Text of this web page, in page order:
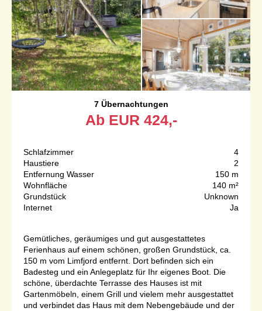
7 Übernachtungen
Ab EUR 424,-
Schlafzimmer
4
Haustiere
2
Entfernung Wasser
150 m
Wohnfläche
140 m²
Grundstück
Unknown
Internet
Ja
Gemütliches, geräumiges und gut ausgestattetes
Ferienhaus auf einem schönen, großen Grundstück, ca.
150 m vom Limfjord entfernt. Dort befinden sich ein
Badesteg und ein Anlegeplatz für Ihr eigenes Boot. Die
schöne, überdachte Terrasse des Hauses ist mit
Gartenmöbeln, einem Grill und vielem mehr ausgestattet
und verbindet das Haus mit dem Nebengebäude und der